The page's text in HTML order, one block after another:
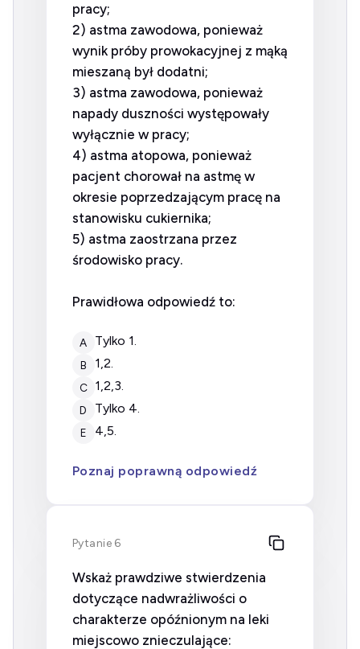
pracy;
2) astma zawodowa, ponieważ
wynik próby prowokacyjnej z mąką
mieszaną był dodatni;
3) astma zawodowa, ponieważ
napady duszności występowały
wyłącznie w pracy;
4) astma atopowa, ponieważ
pacjent chorował na astmę w
okresie poprzedzającym pracę na
stanowisku cukiernika;
5) astma zaostrzana przez
środowisko pracy.
Prawidłowa odpowiedź to:
A tylko 1.
B 1,2.
C 1,2,3.
D tylko 4.
E 4,5.
Poznaj poprawną odpowiedź
Pytanie 6
Wskaż prawdziwe stwierdzenia
dotyczące nadwrażliwości o
charakterze opóźnionym na leki
miejscowo znieczulające: